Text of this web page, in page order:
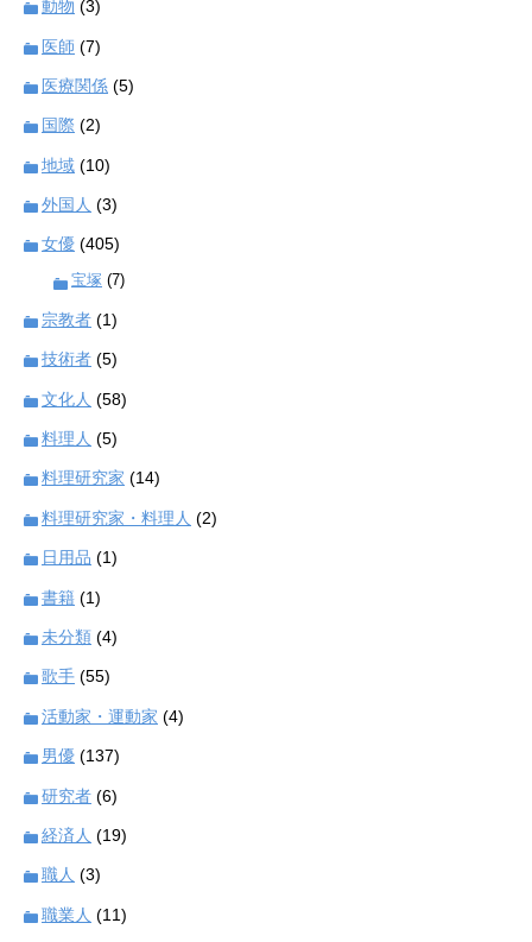
動物 (3)
医師 (7)
医療関係 (5)
国際 (2)
地域 (10)
外国人 (3)
女優 (405)
宝塚 (7)
宗教者 (1)
技術者 (5)
文化人 (58)
料理人 (5)
料理研究家 (14)
料理研究家・料理人 (2)
日用品 (1)
書籍 (1)
未分類 (4)
歌手 (55)
活動家・運動家 (4)
男優 (137)
研究者 (6)
経済人 (19)
職人 (3)
職業人 (11)